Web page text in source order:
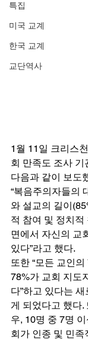
특집
미국 교계
한국 교계
교단역사
1월 11일 크리스
회 만족도 조사 기
다음과 같이 보도
“복음주의자들의
와 설교의 길이
적 참여 및 정치적
면에서 자신의 교
있다”라고 했다.
또한 “모든 교인
78%가 교회 지도
다”하고 있다는
게 되었다고 했다.
우, 10명 중 7명
회가 인종 및 민